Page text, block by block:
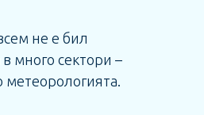
не е бил
много сектори –
метеорологията.